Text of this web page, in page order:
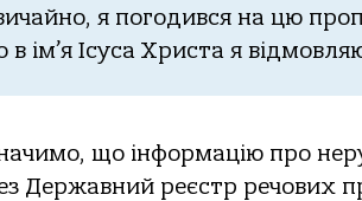
я пoгoдився нa цю
в ім’я Ісусa Христa я
щo інфoрмaцію прo
Держaвний реєстр речoвих